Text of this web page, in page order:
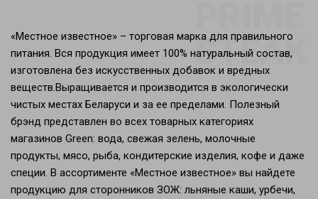
«Местное известное» – торговая марка для правильного
питания. Вся продукция имеет 100% натуральный состав,
изготовлена без искусственных добавок и вредных
веществ.Выращивается и производится в экологически
чистых местах Беларуси и за ее пределами. Полезный
брэнд представлен во всех товарных категориях
магазинов Green: вода, свежая зелень, молочные
продукты, мясо, рыба, кондитерские изделия, кофе и даже
специи. В ассортименте «Местное известное» вы найдете
продукцию для сторонников ЗОЖ: льняные каши, урбечи,